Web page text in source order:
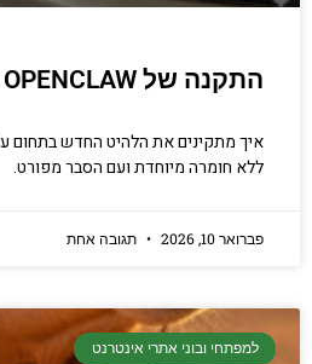
התקנה של OPENCLAW על רספברי פיי
איך מתקינים את הלהיט החדש בתחום
ללא חומרה מיוחדת ועם הסבר מפורט.
פברואר 10, 2026 תגובה אחת
למפתחי ובוני אתרי אינטרנט